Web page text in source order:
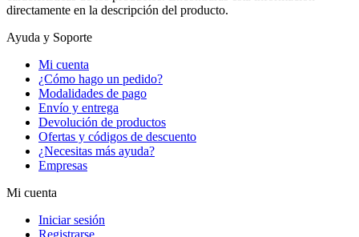
directamente en la descripción del producto.
Ayuda y Soporte
Mi cuenta
¿Cómo hago un pedido?
Modalidades de pago
Envío y entrega
Devolución de productos
Ofertas y códigos de descuento
¿Necesitas más ayuda?
Empresas
Mi cuenta
Iniciar sesión
Registrarse